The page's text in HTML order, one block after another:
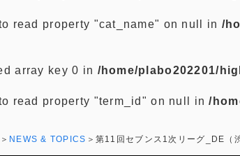
read property "cat_name" on null in /
array key 0 in /home/plabo202201/
read property "term_id" on null in/
NEWS & TOPICS 第11回セブンス1次リーグ_DE（